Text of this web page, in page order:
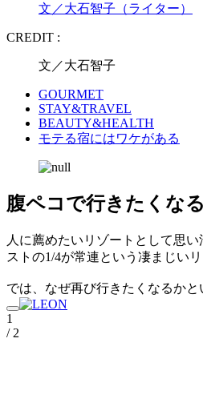
文／大石智子（ライター）
CREDIT :
文／大石智子
GOURMET
STAY&TRAVEL
BEAUTY&HEALTH
モテる宿にはワケがある
腹ペコで行きたくな
人に薦めたいリゾートとして思
ストの1/4が常連という凄まじい
では、なぜ再び行きたくなるか
1
/ 2